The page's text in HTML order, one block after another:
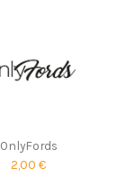
OnlyFords
2,00 €